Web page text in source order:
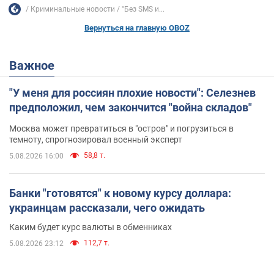
Криминальные новости "Без SMS и...
Вернуться на главную OBOZ
Важное
"У меня для россиян плохие новости": Селезнев
предположил, чем закончится "война складов"
Москва может превратиться в "остров" и погрузиться в
темноту, спрогнозировал военный эксперт
5.08.2026 16:00 58,8 т.
Банки "готовятся" к новому курсу доллара:
украинцам рассказали, чего ожидать
Каким будет курс валюты в обменниках
5.08.2026 23:12 112,7 т.